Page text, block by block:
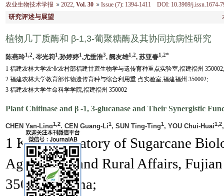
农业生物技术学报 2022, Vol. 30 Issue (7):1394-1411 DOI: 10.3969/j.issn.1674-
研究评述与展望
植物几丁质酶和 β-1,3-葡聚糖酶及其协同抗病性研究
陈燕玲1,2, 岑光莉1,孙婷婷1,尤垂淮3, 阙友雄1,2, 苏亚春1,2*
1 福建农林大学农业农村部福建甘蔗生物学与遗传育种重点实验室,福建福州 350002;
2 福建农林大学教育部作物遗传育种与综合利用重 点实验室,福建福州 350002;
3 福建农林大学生命科学学院,福建福州 350002
Plant Chitinase and β -1, 3-glucanase and Their Synergistic
CHEN Yan-Ling1,2, CEN Guang-Li1, SUN Ting-Ting1, YOU Chui-Huai1,2
1 Key Laboratory of Sugarcane
Agriculture and Rural Affairs,
350002, China;